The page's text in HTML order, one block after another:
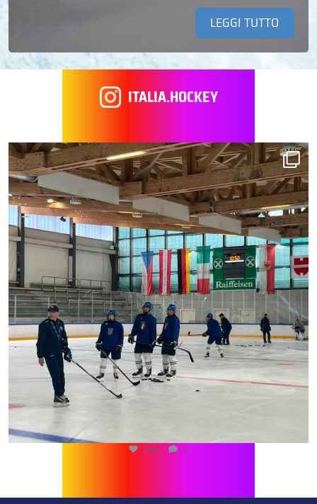
LEGGI TUTTO
ITALIA.HOCKEY
540 0